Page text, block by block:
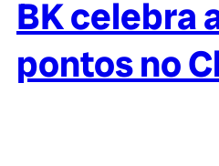
BK celebra
pontos no